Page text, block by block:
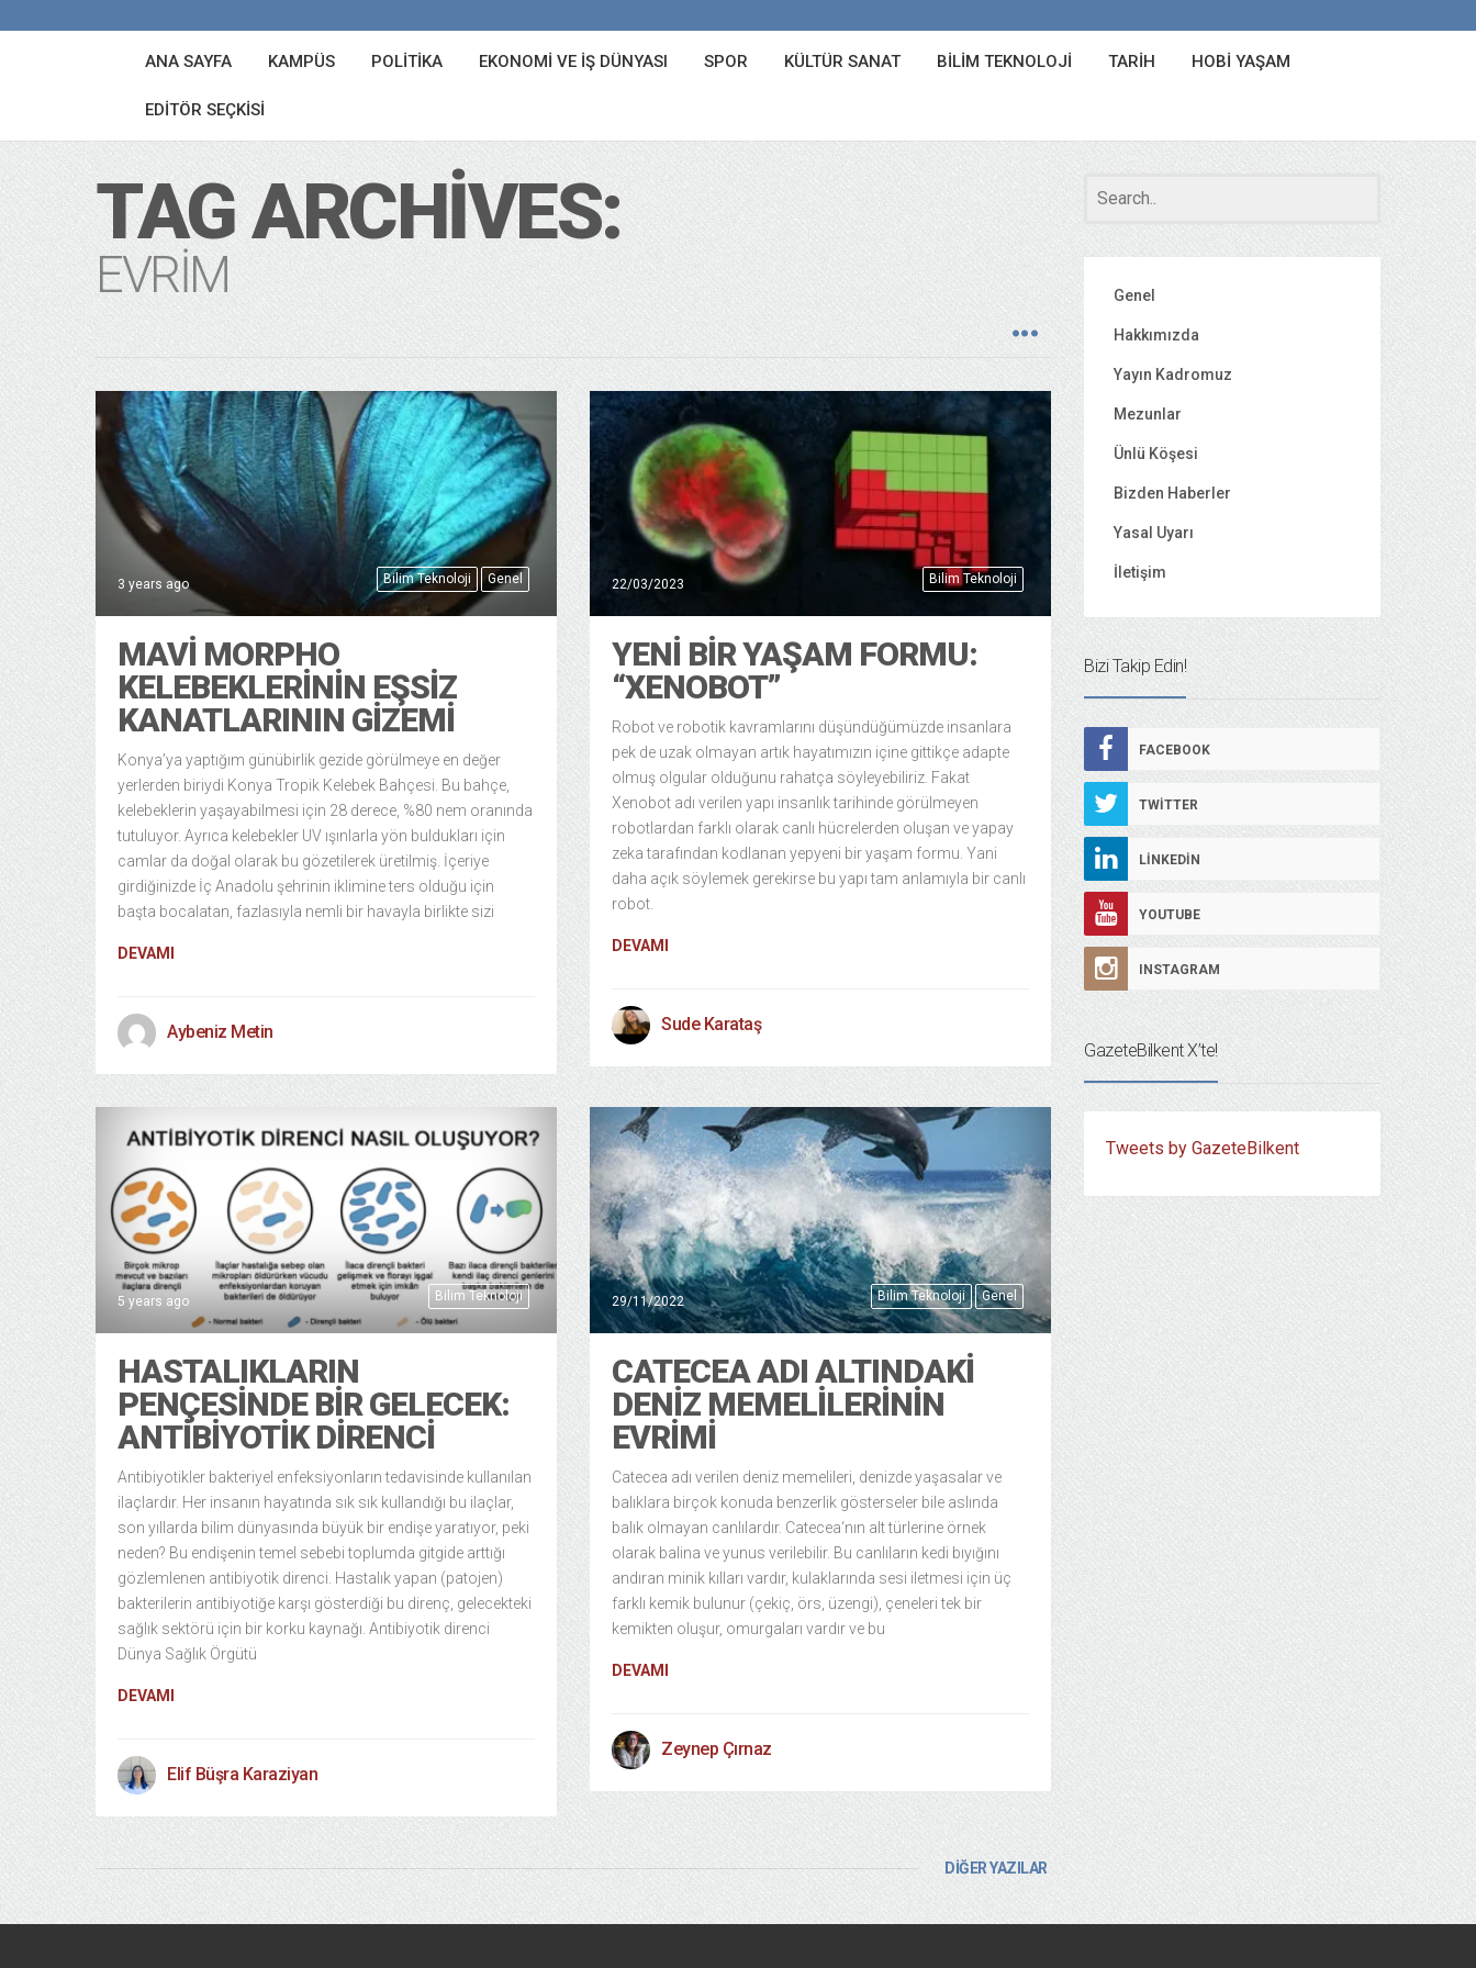
ANA SAYFA KAMPÜS POLITIKA EKONOMI VE İŞ DÜNYASI SPOR KÜLTÜR SANAT BILIM TEKNOLOJI TARIH HOBI YAŞAM
EDITÖR SEÇKISI
TAG ARCHIVES:
EVRIM
Bilim Teknoloji Genel
3 years ago
MAVI MORPHO
KELEBEKLERININ EŞSIZ
KANATLARININ GIZEMI
Konya’ya yaptığım günübirlik gezide görülmeye en değer
yerlerden biriydi Konya Tropik Kelebek Bahçesi. Bu bahçe,
kelebeklerin yaşayabilmesi için 28 derece, %80 nem oranında
tutuluyor. Ayrıca kelebekler UV ışınlarla yön buldukları için
camlar da doğal olarak bu gözetilerek üretilmiş. İçeriye
girdiğinizde İç Anadolu şehrinin iklimine ters olduğu için
başta bocalatan, fazlasıyla nemli bir havayla birlikte sizi
DEVAMI
Aybeniz Metin
Bilim Teknoloji
22/03/2023
YENI BIR YAŞAM FORMU:
“XENOBOT”
Robot ve robotik kavramlarını düşündüğümüzde insanlara
pek de uzak olmayan artık hayatımızın içine gittikçe adapte
olmuş olgular olduğunu rahatça söyleyebiliriz. Fakat
Xenobot adı verilen yapı insanlık tarihinde görülmeyen
robotlardan farklı olarak canlı hücrelerden oluşan ve yapay
zeka tarafından kodlanan yepyeni bir yaşam formu. Yani
daha açık söylemek gerekirse bu yapı tam anlamıyla bir canlı
robot.
DEVAMI
Sude Karataş
Bilim Teknoloji
5 years ago
HASTALIKLARIN
PENÇESINDE BIR GELECEK:
ANTIBIYOTIK DIRENCI
Antibiyotikler bakteriyel enfeksiyonların tedavisinde kullanılan
ilaçlardır. Her insanın hayatında sık sık kullandığı bu ilaçlar,
son yıllarda bilim dünyasında büyük bir endişe yaratıyor, peki
neden? Bu endişenin temel sebebi toplumda gitgide arttığı
gözlemlenen antibiyotik direnci. Hastalık yapan (patojen)
bakterilerin antibiyotiğe karşı gösterdiği bu direnç, gelecekteki
sağlık sektörü için bir korku kaynağı. Antibiyotik direnci
Dünya Sağlık Örgütü
DEVAMI
Elif Büşra Karaziyan
Bilim Teknoloji Genel
29/11/2022
CATECEA ADI ALTINDAKI
DENIZ MEMELILERININ
EVRIMI
Catecea adı verilen deniz memelileri, denizde yaşasalar ve
balıklara birçok konuda benzerlik gösterseler bile aslında
balık olmayan canlılardır. Catecea‘nın alt türlerine örnek
olarak balina ve yunus verilebilir. Bu canlıların kedi bıyığını
andıran minik kılları vardır, kulaklarında sesi iletmesi için üç
farklı kemik bulunur (çekiç, örs, üzengi), çeneleri tek bir
kemikten oluşur, omurgaları vardır ve bu
DEVAMI
Zeynep Çırnaz
DİĞER YAZILAR
Genel
Hakkımızda
Yayın Kadromuz
Mezunlar
Ünlü Köşesi
Bizden Haberler
Yasal Uyarı
İletişim
Bizi Takip Edin!
FACEBOOK
TWITTER
LINKEDIN
YOUTUBE
INSTAGRAM
GazeteBilkent X’te!
Tweets by GazeteBilkent